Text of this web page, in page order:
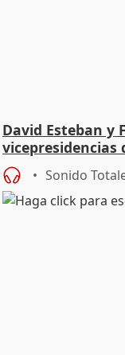
David Esteban y
vicepresidencias
Sonido